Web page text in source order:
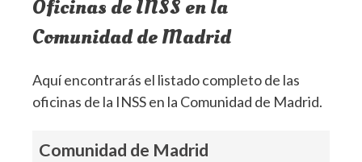
Oficinas de INSS en la
Comunidad de Madrid
Aquí encontrarás el listado completo de las
oficinas de la INSS en la Comunidad de Madrid.
Comunidad de Madrid